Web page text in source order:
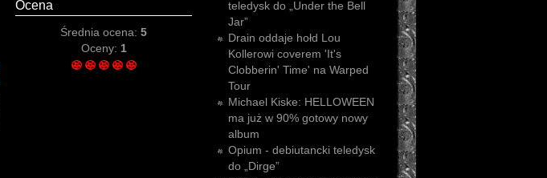
Ocena
Średnia ocena: 5
Oceny: 1
teledysk do „Under the Bell
Jar”
Drain oddaje hołd Lou
Kollerowi coverem 'It's
Clobberin' Time' na Warped
Tour
Michael Kiske: HELLOWEEN
ma już w 90% gotowy nowy
album
Opium - debiutancki teledysk
do „Dirge”